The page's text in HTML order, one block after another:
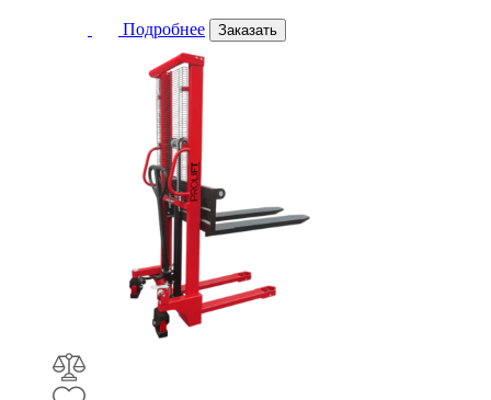
Подробнее Заказать